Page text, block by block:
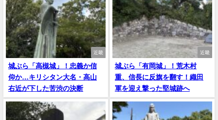
近畿
城ぶら「高槻城」！忠義か信
仰か…キリシタン大名・高山
右近が下した苦渋の決断
近畿
城ぶら「有岡城」！荒木村
重、信長に反旗を翻す！織田
軍を迎え撃った堅城跡へ